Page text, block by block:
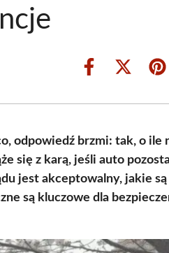
Share
Share
(Twitter)
odpowiedź brzmi: tak, o ile
się z karą, jeśli auto
jest akceptowalny, jakie
są kluczowe dla